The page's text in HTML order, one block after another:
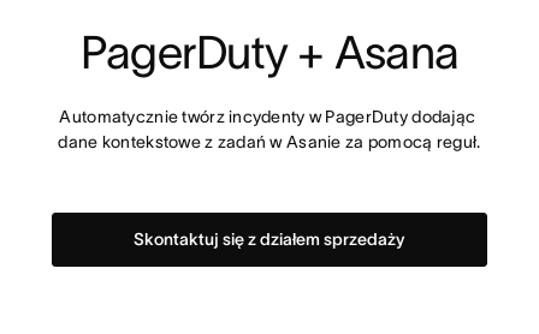
PagerDuty + Asana
Automatycznie twórz incydenty w PagerDuty dodając
dane kontekstowe z zadań w Asanie za pomocą reguł.
Skontaktuj się z działem sprzedaży